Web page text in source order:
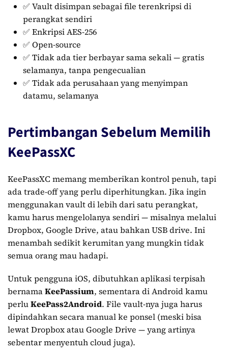
✅ Vault disimpan sebagai file terenkripsi di
perangkat sendiri
✅ Enkripsi AES-256
✅ Open-source
✅ Tidak ada tier berbayar sama sekali — gratis
selamanya, tanpa pengecualian
✅ Tidak ada perusahaan yang menyimpan
datamu, selamanya
Pertimbangan Sebelum Memilih
KeePassXC
KeePassXC memang memberikan kontrol penuh, tapi
ada trade-off yang perlu diperhitungkan. Jika ingin
menggunakan vault di lebih dari satu perangkat,
kamu harus mengelolanya sendiri — misalnya melalui
Dropbox, Google Drive, atau bahkan USB drive. Ini
menambah sedikit kerumitan yang mungkin tidak
semua orang mau hadapi.
Untuk pengguna iOS, dibutuhkan aplikasi terpisah
bernamaKeePassium, sementara di Android kamu
perluKeePass2Android. File vault-nya juga harus
dipindahkan secara manual ke ponsel (meski bisa
lewat Dropbox atau Google Drive — yang artinya
sebentar menyentuh cloud juga).